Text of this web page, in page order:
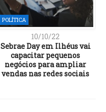
POLÍTICA
10/10/22
Sebrae Day em Ilhéus vai
capacitar pequenos
negócios para ampliar
vendas nas redes sociais